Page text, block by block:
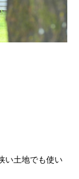
い土地でも使い